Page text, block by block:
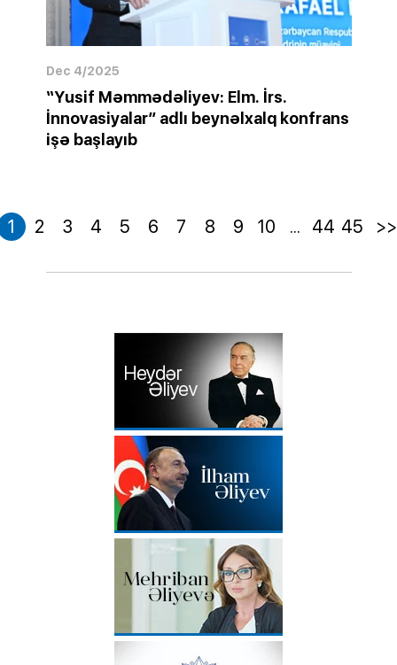
Dec 4/2025
“Yusif Məmmədəliyev: Elm. İrs.
İnnovasiyalar” adlı beynəlxalq konfrans
işə başlayıb
1 2 3 4 5 6 7 8 9 10 ... 44 45 >>